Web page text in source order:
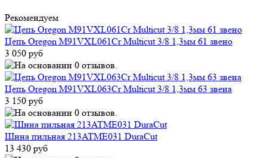
Рекомендуем
Цепь Oregon M91VXL061Cr Multicut 3/8 1,3мм 61 звено
3 050 руб
Цепь Oregon M91VXL063Cr Multicut 3/8 1,3мм 63 звена
3 150 руб
Шина пильная 213ATME031 DuraCut
13 430 руб